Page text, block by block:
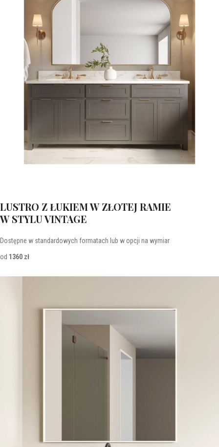
LUSTRO Z ŁUKIEM W ZŁOTEJ RAMIE
W STYLU VINTAGE
Dostępne w standardowych formatach lub w opcji na wymiar
od 1360 zł